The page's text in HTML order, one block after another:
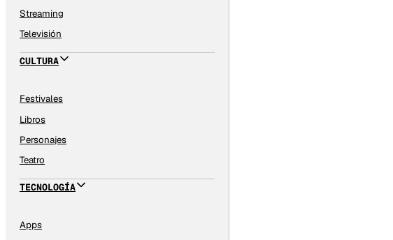
Streaming
Televisión
CULTURA
Festivales
Libros
Personajes
Teatro
TECNOLOGÍA
Apps